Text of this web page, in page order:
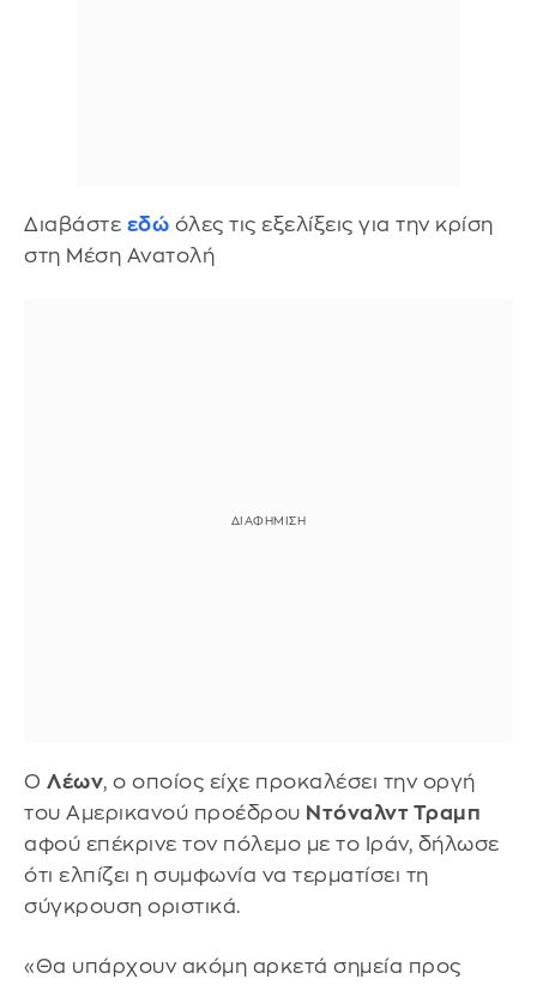
Διαβάστε εδώ όλες τις εξελίξεις για την κρίση
στη Μέση Ανατολή
Ο Λέων, ο οποίος είχε προκαλέσει την οργή
του Αμερικανού προέδρου Ντόναλντ Τραμπ
αφού επέκρινε τον πόλεμο με το Ιράν, δήλωσε
ότι ελπίζει η συμφωνία να τερματίσει τη
σύγκρουση οριστικά.
«Θα υπάρχουν ακόμη αρκετά σημεία προς